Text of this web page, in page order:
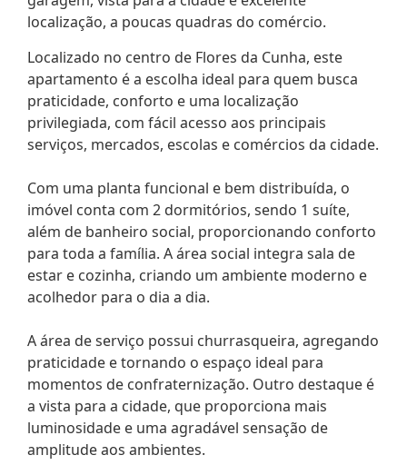
localização, a poucas quadras do comércio.
Localizado no centro de Flores da Cunha, este
apartamento é a escolha ideal para quem busca
praticidade, conforto e uma localização
privilegiada, com fácil acesso aos principais
serviços, mercados, escolas e comércios da cidade.
Com uma planta funcional e bem distribuída, o
imóvel conta com 2 dormitórios, sendo 1 suíte,
além de banheiro social, proporcionando conforto
para toda a família. A área social integra sala de
estar e cozinha, criando um ambiente moderno e
acolhedor para o dia a dia.
A área de serviço possui churrasqueira, agregando
praticidade e tornando o espaço ideal para
momentos de confraternização. Outro destaque é
a vista para a cidade, que proporciona mais
luminosidade e uma agradável sensação de
amplitude aos ambientes.